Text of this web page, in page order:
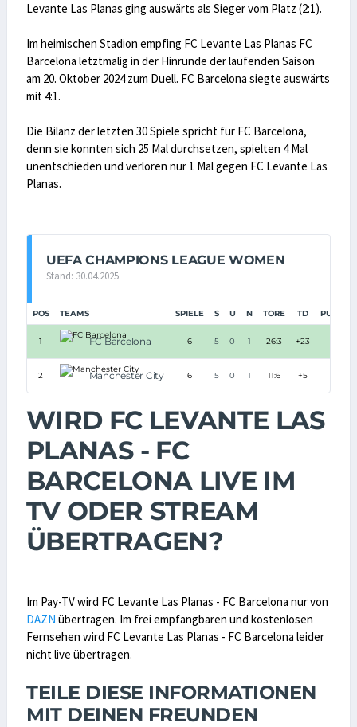
Levante Las Planas ging auswärts als Sieger vom Platz (2:1).
Im heimischen Stadion empfing FC Levante Las Planas FC
Barcelona letztmalig in der Hinrunde der laufenden Saison
am 20. Oktober 2024 zum Duell. FC Barcelona siegte auswärts
mit 4:1.
Die Bilanz der letzten 30 Spiele spricht für FC Barcelona,
denn sie konnten sich 25 Mal durchsetzen, spielten 4 Mal
unentschieden und verloren nur 1 Mal gegen FC Levante Las
Planas.
UEFA CHAMPIONS LEAGUE WOMEN
Stand: 30.04.2025
POS TEAMS SPIELE S U N TORE TD PUNKTE
1 FC Barcelona 6 5 0 1 26:3 +23
2 Manchester City 6 5 0 1 11:6 +5
WIRD FC LEVANTE LAS
PLANAS - FC
BARCELONA LIVE IM
TV ODER STREAM
ÜBERTRAGEN?
Im Pay-TV wird FC Levante Las Planas - FC Barcelona nur von
DAZN übertragen. Im frei empfangbaren und kostenlosen
Fernsehen wird FC Levante Las Planas - FC Barcelona leider
nicht live übertragen.
TEILE DIESE INFORMATIONEN
MIT DEINEN FREUNDEN